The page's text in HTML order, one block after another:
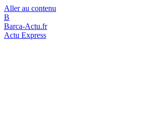
Aller au contenu
B
Barca-Actu.fr
Actu Express